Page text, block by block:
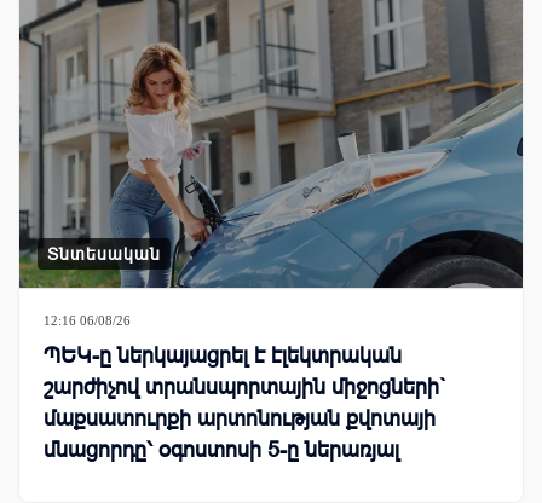
Տնտեսական
12:16 06/08/26
ՊԵԿ-ը ներկայացրել է էլեկտրական
շարժիչով տրանսպորտային միջոցների`
մաքսատուրքի արտոնության քվոտայի
մնացորդը՝ օգոստոսի 5-ը ներառյալ